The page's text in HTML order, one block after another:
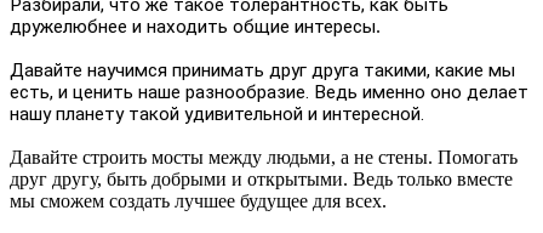
Разбирали, что же такое толерантность, как быть
дружелюбнее и находить общие интересы.
Давайте научимся принимать друг друга такими, какие мы
есть, и ценить наше разнообразие. Ведь именно оно делает
нашу планету такой удивительной и интересной.
Давайте строить мосты между людьми, а не стены. Помогать
друг другу, быть добрыми и открытыми. Ведь только вместе
мы сможем создать лучшее будущее для всех.